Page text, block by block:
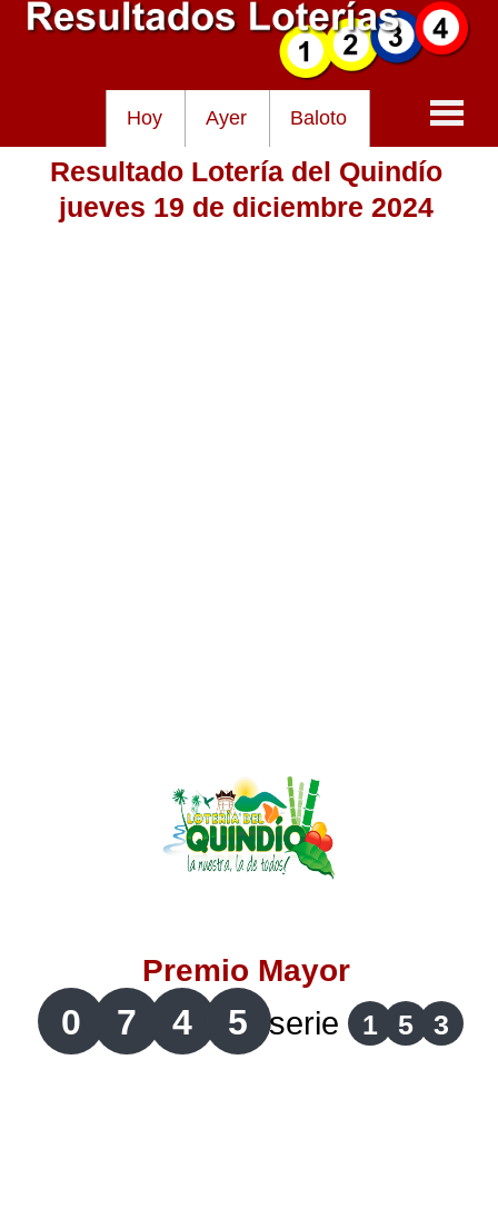
Hoy Ayer Baloto
Baloto
Lotería de Bogotá
Lotería de Risaralda
Lotería de Santander
Lotería del Cauca
Resultado Lotería del Quindío
jueves 19 de diciembre 2024
Premio Mayor
0 7 4 5 serie 1 5 3